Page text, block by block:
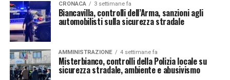
CRONACA 3 settimane fa
Biancavilla, controlli dell’Arma, sanzioni agli
automobilisti sulla sicurezza stradale
AMMINISTRAZIONE 4 settimane fa
Misterbianco, controlli della Polizia locale su
sicurezza stradale, ambiente e abusivismo